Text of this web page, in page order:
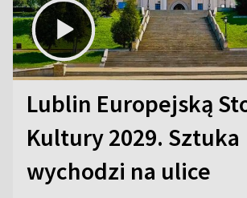
Lublin Europejską
Kultury 2029. Sztuka
wychodzi na ulice